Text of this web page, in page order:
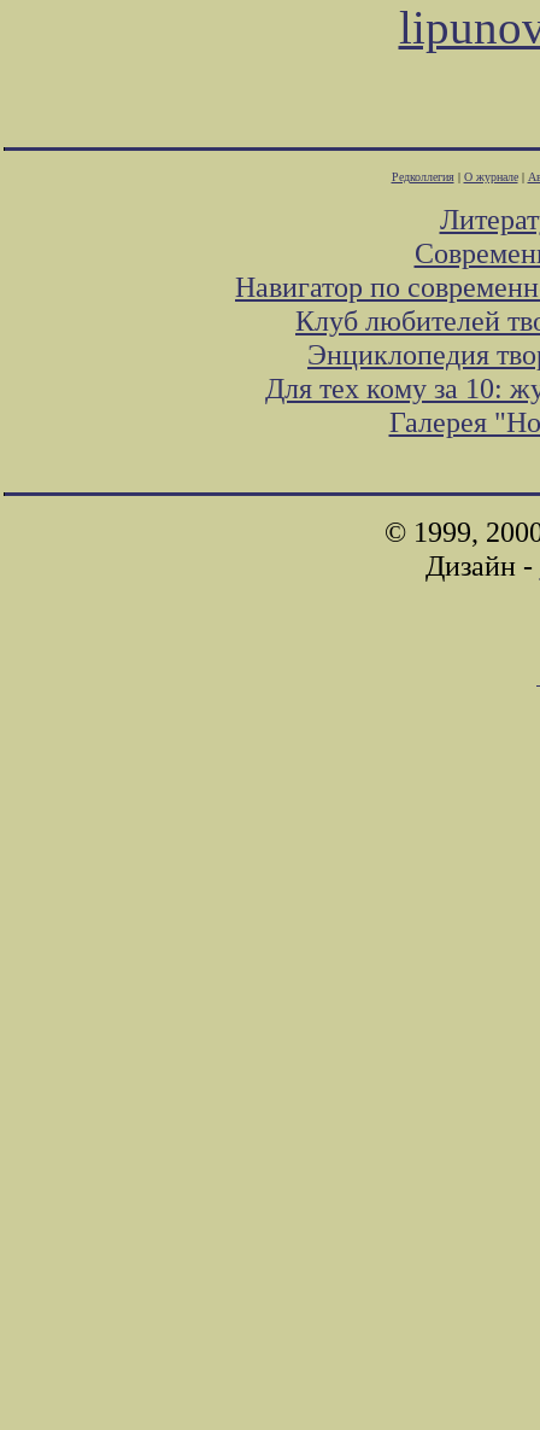
Редколлегия| О журнале|
Навигатор по
Клуб любителей
Энциклопедия
Для тех кому за 10:
Галерея
© 1999,
Дизайн -